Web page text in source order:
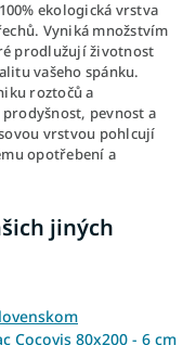
ekologická vrstva
Vyniká množstvím
prodlužují životnost
vašeho spánku.
roztočů a
pevnost a
vrstvou pohlcují
opotřebení a
jiných
Cocovis 80x200 - 6 cm